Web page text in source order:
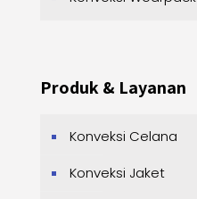
Produk & Layanan
Konveksi Celana
Konveksi Jaket